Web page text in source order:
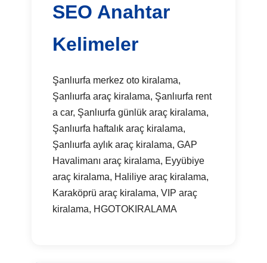
SEO Anahtar
Kelimeler
Şanlıurfa merkez oto kiralama,
Şanlıurfa araç kiralama, Şanlıurfa rent
a car, Şanlıurfa günlük araç kiralama,
Şanlıurfa haftalık araç kiralama,
Şanlıurfa aylık araç kiralama, GAP
Havalimanı araç kiralama, Eyyübiye
araç kiralama, Haliliye araç kiralama,
Karaköprü araç kiralama, VIP araç
kiralama, HGOTOKIRALAMA